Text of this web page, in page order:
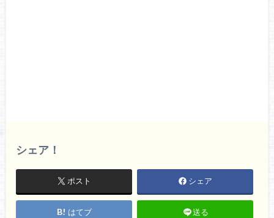
シェア！
ポスト シェア
はてブ 送る